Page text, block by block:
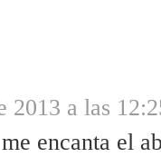
2013 a las
encanta el